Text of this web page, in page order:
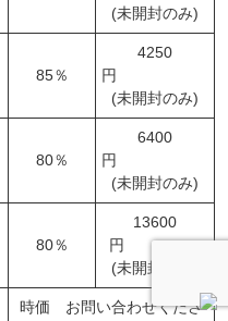
(未開封のみ)
85％
4250
円
(未開封のみ)
80％
6400
円
(未開封のみ)
80％
13600
円
(未開封のみ)
時価 お問い合わせくださ